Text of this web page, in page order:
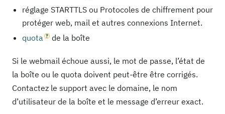
réglage STARTTLS ou Protocoles de chiffrement pour
protéger web, mail et autres connexions Internet.
quota
de la boîte
Si le webmail échoue aussi, le mot de passe, l’état de
la boîte ou le quota doivent peut-être être corrigés.
Contactez le support avec le domaine, le nom
d’utilisateur de la boîte et le message d’erreur exact.